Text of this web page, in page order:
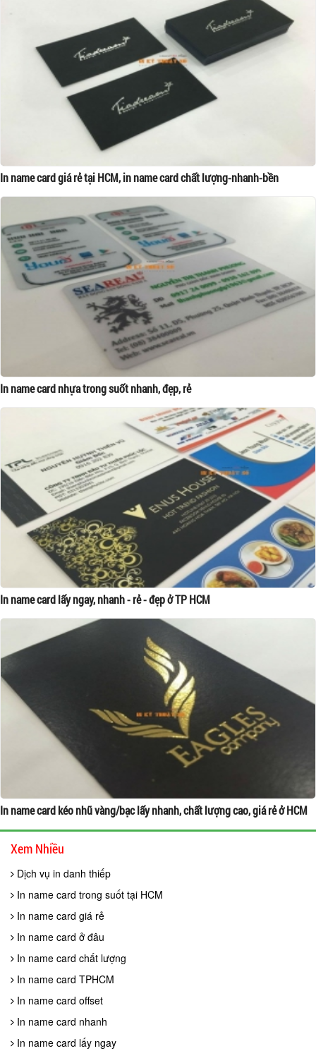
In name card giá rẻ tại HCM, in name card chất lượng-nhanh-bền
In name card nhựa trong suốt nhanh, đẹp, rẻ
In name card lấy ngay, nhanh - rẻ - đẹp ở TP HCM
In name card kéo nhũ vàng/bạc lấy nhanh, chất lượng cao, giá rẻ ở HCM
Xem Nhiều
Dịch vụ in danh thiếp
In name card trong suốt tại HCM
In name card giá rẻ
In name card ở đâu
In name card chất lượng
In name card TPHCM
In name card offset
In name card nhanh
In name card lấy ngay